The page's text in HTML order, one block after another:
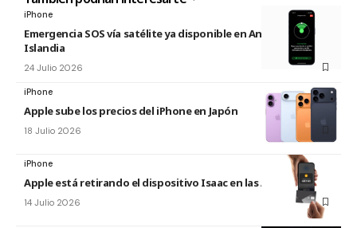
iPhone
Emergencia SOS vía satélite ya disponible en Andorra e
Islandia
24 Julio 2026
iPhone
Apple sube los precios del iPhone en Japón
18 Julio 2026
iPhone
Apple está retirando el dispositivo Isaac en las Apple Store
14 Julio 2026